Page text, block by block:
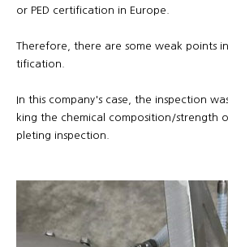
or PED certification in Europe.
Therefore, there are some weak points
tification.
In this company's case, the inspection
king the chemical composition/strength
pleting inspection.